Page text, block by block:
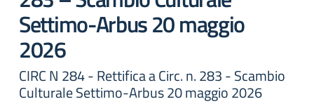
Settimo-Arbus 20 maggio
2026
CIRC N 284 - Rettifica a Circ. n. 283 - Scambio
Culturale Settimo-Arbus 20 maggio 2026